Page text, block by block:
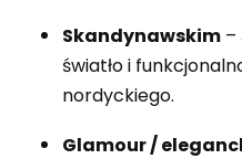
Skandynawskim –
światło i
nordyckiego.
Glamour /